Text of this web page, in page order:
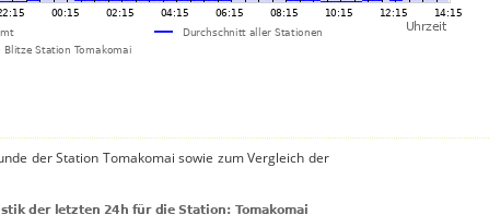
der Station Tomakomai sowie zum Vergleich der